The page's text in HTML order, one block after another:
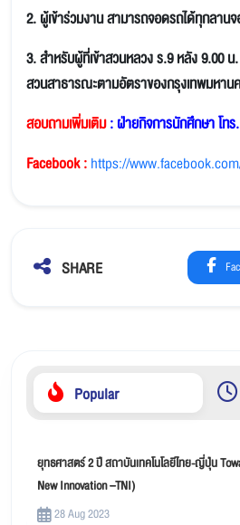
2. ผู้เข้าร่วมงาน สามารถจอดรถได้ทุกลาน
3. สำหรับผู้ที่เข้าสวนหลวง ร.9 หลัง 9.00 น
สวนสาธารณะตามอัตราของกรุงเทพมหาน
สอบถามเพิ่มเติม: ฝ่ายกิจการนักศึกษา โทร
Facebook :https://
SHARE
Popular
ยุทธศาสตร์ 2 ปี สถาบันเทคโนโลยีไทย-ญี่ปุ่น
New Innovation –TNI)
28 Aug 2023